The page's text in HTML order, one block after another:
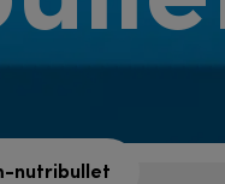
nutribullet